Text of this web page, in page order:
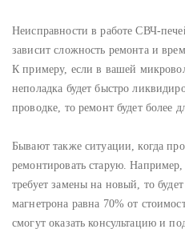
Неисправности в работе СВЧ-
зависит сложность ремонта и
К примеру, если в вашей
неполадка будет быстро
проводке, то ремонт будет более
Бывают также ситуации, когда
ремонтировать старую.
требует замены на новый, то
магнетрона равна 70% от
смогут оказать консультацию и